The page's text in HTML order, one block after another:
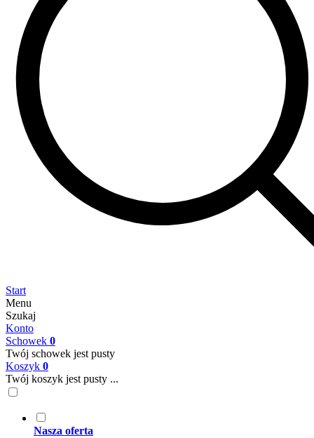
Start
Menu
Szukaj
Konto
Schowek 0
Twój schowek jest pusty
Koszyk 0
Twój koszyk jest pusty ...
Nasza oferta